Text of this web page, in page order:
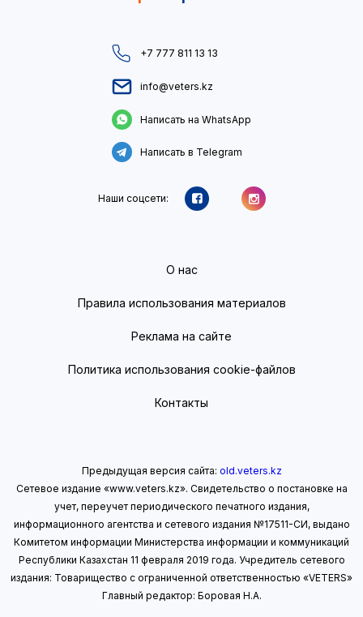
+7 777 811 13 13
info@veters.kz
Написать на WhatsApp
Написать в Telegram
Наши соцсети:
О нас
Правила использования материалов
Реклама на сайте
Политика использования cookie-файлов
Контакты
Предыдущая версия сайта: old.veters.kz
Сетевое издание «www.veters.kz». Свидетельство о постановке на
учет, переучет периодического печатного издания,
информационного агентства и сетевого издания №17511-СИ, выдано
Комитетом информации Министерства информации и коммуникаций
Республики Казахстан 11 февраля 2019 года. Учредитель сетевого
издания: Товарищество с ограниченной ответственностью «VETERS»
Главный редактор: Боровая Н.А.